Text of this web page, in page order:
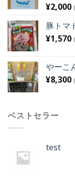
¥2,000
豚トマ
¥1,570
やーこ
¥8,300
ベストセラー
test